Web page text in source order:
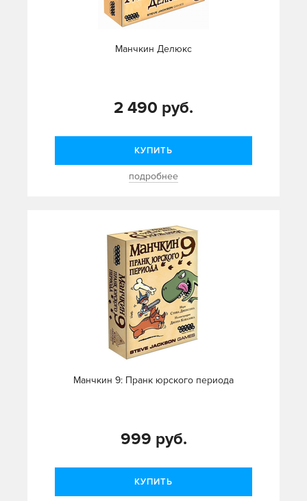
Манчкин Делюкс
2 490 руб.
КУПИТЬ
подробнее
Манчкин 9: Пранк юрского периода
999 руб.
КУПИТЬ